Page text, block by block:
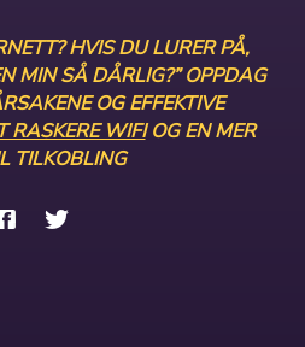
HVIS DU LURER PÅ,
MIN SÅ DÅRLIG?” OPPDAG
OG EFFEKTIVE
RASKERE WIFIOG EN MER
TILKOBLING